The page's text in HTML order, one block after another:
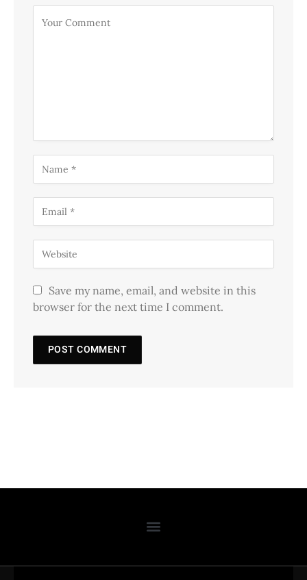
Save my name, email, and website in this
browser for the next time I comment.